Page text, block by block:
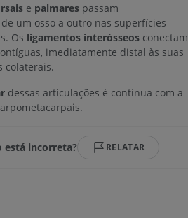
e palmares passam
um osso a outro nas superfícies
Os ligamentos interósseos conectam
imediatamente distal às suas
colaterais.
dessas articulações é contínua com a
está incorreta? RELATAR